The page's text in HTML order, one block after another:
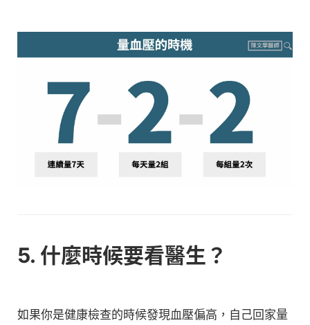
5. 什麼時候要看醫生？
如果你是健康檢查的時候發現血壓偏高，自己回家量